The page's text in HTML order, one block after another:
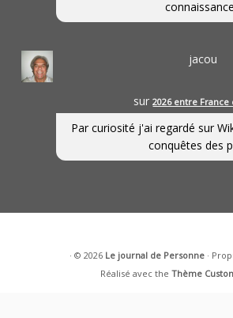
jacou
sur2026 entre France
Par curiosité j'ai regardé sur
conquêtes des
· © 2026 Le journal de Personne·
Réalisé avec theThème